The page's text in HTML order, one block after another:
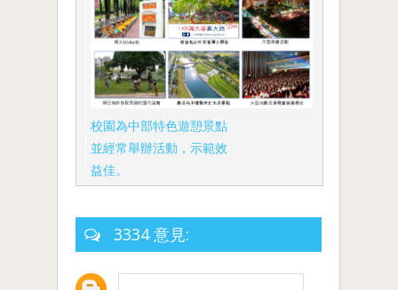
校園為中部特色遊憩景點
並經常舉辦活動，示範效
益佳。
3334 意見: